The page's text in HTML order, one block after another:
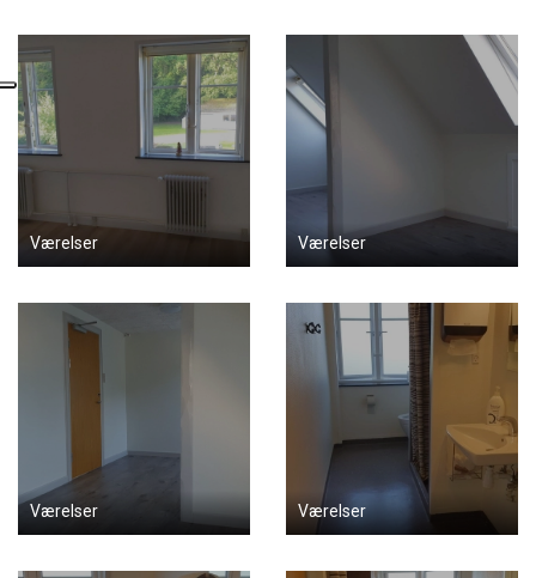
Værelser Værelser
Værelser Værelser